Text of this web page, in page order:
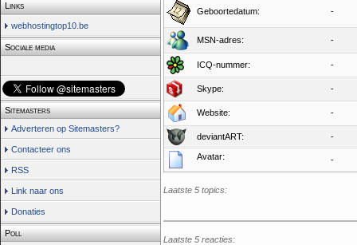
Links
webhostingtop10.be
Sociale media
Sitemasters
Adverteren op Sitemasters?
Contacteer ons
RSS
Link naar ons
Donaties
Poll
Geboortedatum: -
MSN-adres: -
ICQ-nummer: -
Skype: -
Website: -
deviantART: -
Avatar: -
Laatste 5 topics:
Laatste 5 reacties: